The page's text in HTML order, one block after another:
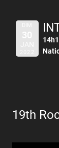
DIM
30
JAN
2022
19th